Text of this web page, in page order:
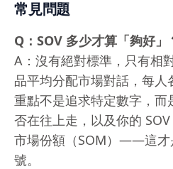
常見問題
Q：SOV 多少才算「夠好」
A：沒有絕對標準，只有相
品平均分配市場對話，每人
重點不是追求特定數字，而
否在往上走，以及你的
市場份額（SOM）——這才
號。